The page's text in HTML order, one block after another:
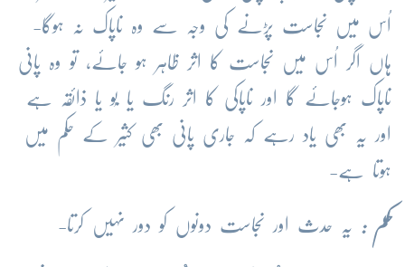
اُس میں نجاست پڑنے کی وجہ سے وہ ناپاک نہ ہوگا-
ہاں اگر اُس میں نجاست کا اثر ظاہر ہو جائے، تو وہ پانی
ناپاک ہوجائے گا اور ناپاکی کا اثر رنگ یا بُو یا ذائقہ ہے
اور یہ بھی یاد رہے کہ جاری پانی بھی کثیر کے حکم میں
ہوتا ہے-
حکم : یہ حدث اور نجاست دونوں کو دور نہیں کرتا-